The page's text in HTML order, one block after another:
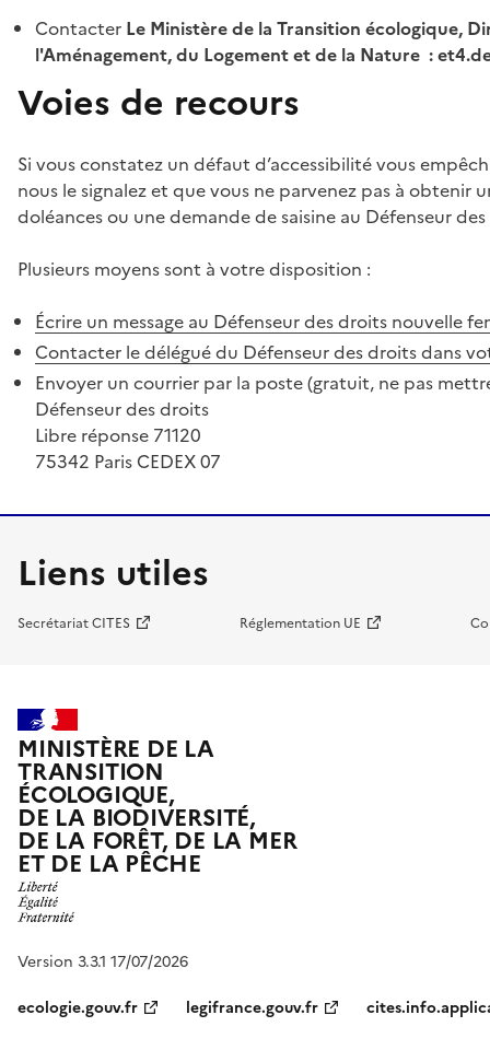
Contacter Le Ministère de la Transition écologique,
l'Aménagement, du Logement et de la Nature :
Voies de recours
Si vous constatez un défaut d’accessibilité vous
nous le signalez et que vous ne parvenez pas à
doléances ou une demande de saisine au Défenseur
Plusieurs moyens sont à votre disposition :
Écrire un message au Défenseur des droits nouvelle
Contacter le délégué du Défenseur des droits dans
Envoyer un courrier par la poste (gratuit, ne pas
Défenseur des droits
Libre réponse 71120
75342 Paris CEDEX 07
Liens utiles
Secrétariat CITES Réglementation UE
MINISTÈRE DE LA
TRANSITION
ÉCOLOGIQUE,
DE LA BIODIVERSITÉ,
DE LA FORÊT, DE LA MER
ET DE LA PÊCHE
Version 3.3.1 17/07/2026
ecologie.gouv.fr
legifrance.gouv.fr